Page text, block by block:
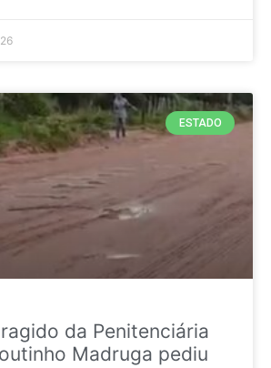
ESTADO
da Penitenciária
Madruga pediu